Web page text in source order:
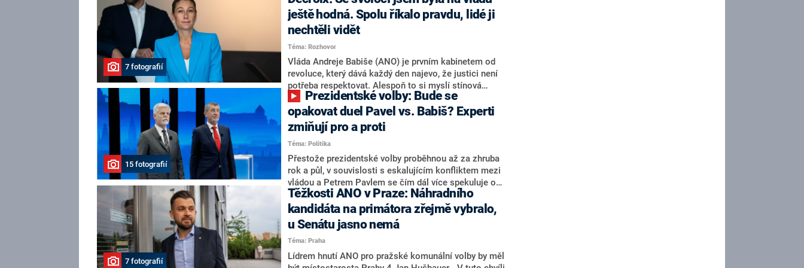
zmiňují dva výrazné politiky ANO, tedy premiéra
Andreje Babiše a ministra průmyslu Karla Havlíčka.
Oblíbeným tipem samotných sázkařů je poslanec za
Motoristy Filip Turek. Politolog Jan Kubáček nicméně
o případné kandidatuře kohokoliv ze zmíněné trojice
značně pochybuje. Podle něj současná koalice dosud
nemá osobu, která by Pavlovi mohla konkurovat.
7 fotografií
ještě hodná. Spolu říkalo pravdu, lidé ji
nechtěli vidět
Téma: Rozhovor
Vláda Andreje Babiše (ANO) je prvním kabinetem od
revoluce, který dává každý den najevo, že justici není
potřeba respektovat. Alespoň to si myslí stínová
ministryně spravedlnosti ODS Eva Decroix. V
rozhovoru pro CNN Prima NEWS si nebrala servítky
ohledně politického výkonu svého nástupce Jeronýma
Tejce (za ANO) či vládní zmocněnkyně pro lidská
práva Taťány Malé (ANO). Označením „svoloč“ na
adresu vlády prý byla ještě hodná. Decroix se také
vrátila k volební porážce koalice Spolu či promluvila o
hnutí Naše Česko Martina Kuby.
15 fotografií
opakovat duel Pavel vs. Babiš? Experti
zmiňují pro a proti
Téma: Politika
Přestože prezidentské volby proběhnou až za zhruba
rok a půl, v souvislosti s eskalujícím konfliktem mezi
vládou a Petrem Pavlem se čím dál více spekuluje o
tom, koho by do bitvy o Hrad mohla vyslat současná
koalice. Někteří političtí komentátoři znovu vytahují
jméno premiéra Andreje Babiše (ANO). Jak moc je
pravděpodobné, že se v prezidentských volbách 2028
bude znovu opakovat souboj z roku 2023?
7 fotografií
Těžkosti ANO v Praze: Náhradního
kandidáta na primátora zřejmě vybralo,
u Senátu jasno nemá
Téma: Praha
Lídrem hnutí ANO pro pražské komunální volby by měl